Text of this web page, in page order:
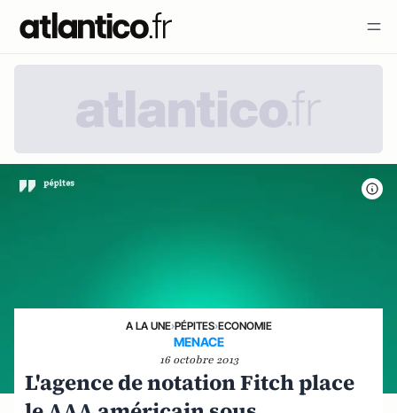
A LA UNE›PÉPITES›ECONOMIE
MENACE
16 octobre 2013
L'agence de notation Fitch place